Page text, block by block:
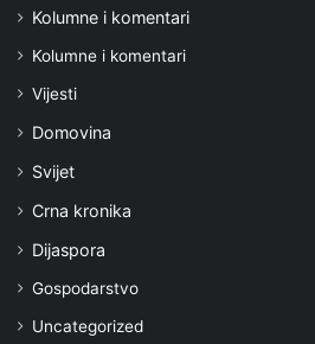
Kolumne i komentari
Kolumne i komentari
Vijesti
Domovina
Svijet
Crna kronika
Dijaspora
Gospodarstvo
Uncategorized